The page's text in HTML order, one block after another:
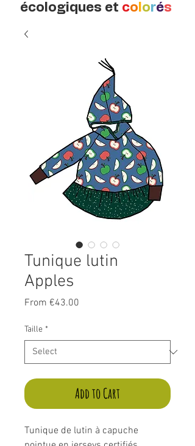
écologiques et co orés
Tunique lutin
Apples
From €43.00
Taille *
Add to Cart
Tunique de lutin à capuche